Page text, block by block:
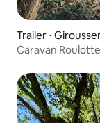
Trailer ⋅
Caravan Roulotte